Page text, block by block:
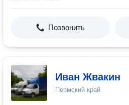
Позвонить
Иван Жвакин
Пермский край